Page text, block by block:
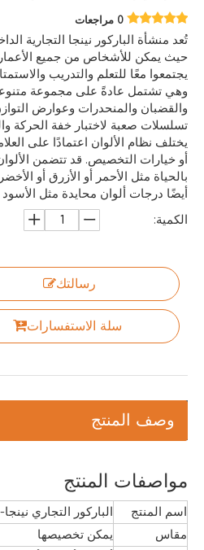
0 مراجعات
تُعد منشأة الباركور نينجا التجارية
حيث يمكن للأشخاص من جميع
يجتمعوا معًا للتعلم والتدريب
وهي تشتمل عادةً على مجموعة
والقضبان والمنحدرات وعوارض
تسلسلات صعبة لاختبار خفة الحركة
يختلف نظام الألوان اعتمادًا على
أو خيارات التخصيص. قد تتضمن
بالحياة مثل الأحمر أو الأزرق أو
أيضًا درجات ألوان محايدة مثل الأسود
الكمية:
رسالتك
سلة الاستفسارات
وصف المنتج
مواصفات المنتج
اسم المنتج
الباركور التجاري
مقاس
يمكن تخصيصها